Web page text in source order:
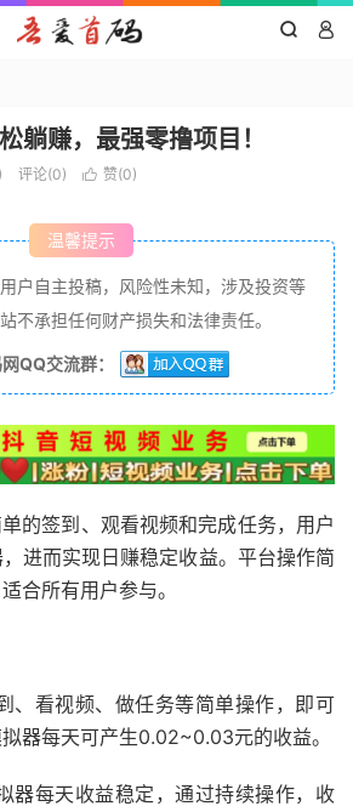
 
躺赚，最强零撸项目！
评论(0)  赞(0)
温馨提示
户自主投稿，风险性未知，涉及投资等
不承担任何财产损失和法律责任。
QQ交流群：
的签到、观看视频和完成任务，用户
进而实现日赚稳定收益。平台操作简
合所有用户参与。
、看视频、做任务等简单操作，即可
器每天可产生0.02~0.03元的收益。
器每天收益稳定，通过持续操作，收